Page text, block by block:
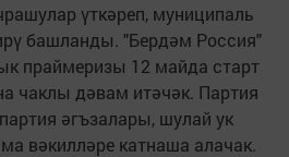
үткәреп, муниципаль
башланды. "Бердәм Россия"
праймеризы 12 майда старт
чаклы дәвам итәчәк. Партия
әгъзалары, шулай ук
вәкилләре катнаша алачак.